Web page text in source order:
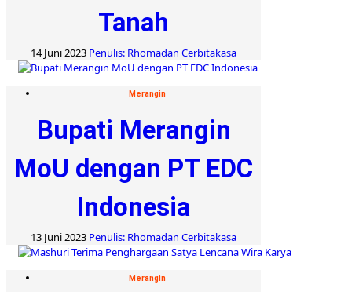
Tanah
14 Juni 2023 Penulis: Rhomadan Cerbitakasa
Merangin
Bupati Merangin
MoU dengan PT EDC
Indonesia
13 Juni 2023 Penulis: Rhomadan Cerbitakasa
Merangin